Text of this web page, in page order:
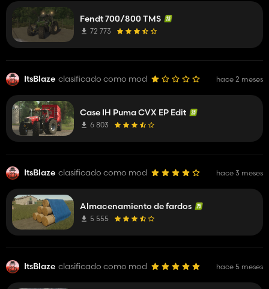
Fendt 700/800 TMS
72 773
ItsBlaze clasificado como mod hace 2 meses
Case IH Puma CVX EP Edit
6 803
ItsBlaze clasificado como mod hace 3 meses
Almacenamiento de fardos
5 555
ItsBlaze clasificado como mod hace 5 meses